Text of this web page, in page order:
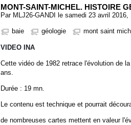
MONT-SAINT-MICHEL. HISTOIRE
Par MLJ26-GANDI le samedi 23 avril 2016,
baie géologie mont saint
VIDEO INA
Cette vidéo de 1982 retrace l'évolution de
ans.
Durée : 19 mn.
Le contenu est technique et pourrait
de nombreuses cartes mettent en valeur